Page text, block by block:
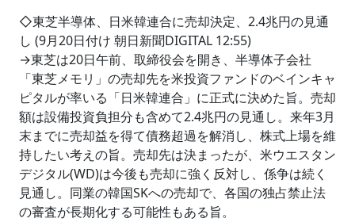
◇東芝半導体、日米韓連合に売却決定、2.4兆円の見通
し (9月20日付け 朝日新聞DIGITAL 12:55)
→東芝は20日午前、取締役会を開き、半導体子会社
「東芝メモリ」の売却先を米投資ファンドのベインキャ
ピタルが率いる「日米韓連合」に正式に決めた旨。売却
額は設備投資負担分も含めて2.4兆円の見通し。来年3月
末までに売却益を得て債務超過を解消し、株式上場を維
持したい考えの旨。売却先は決まったが、米ウエスタン
デジタル(WD)は今後も売却に強く反対し、係争は続く
見通し。同業の韓国SKへの売却で、各国の独占禁止法
の審査が長期化する可能性もある旨。